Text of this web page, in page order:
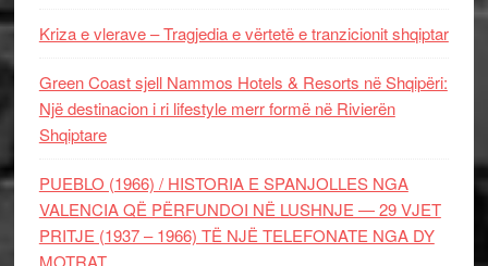
Kriza e vlerave – Tragjedia e vërtetë e tranzicionit shqiptar
Green Coast sjell Nammos Hotels & Resorts në Shqipëri:
Një destinacion i ri lifestyle merr formë në Rivierën
Shqiptare
PUEBLO (1966) / HISTORIA E SPANJOLLES NGA
VALENCIA QË PËRFUNDOI NË LUSHNJE — 29 VJET
PRITJE (1937 – 1966) TË NJË TELEFONATE NGA DY
MOTRAT